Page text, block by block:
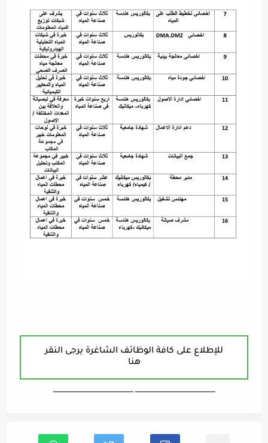
للإطلاع على كافة الوظائف الشاغرة يرجى النقر
هنا
ـــــــــــــــــــــــــــــــــــــــــــــــــــــــــــــــــــ ـــــــــــــــــــــــــــــــــــــــــــــــــــــــــــــــــــ